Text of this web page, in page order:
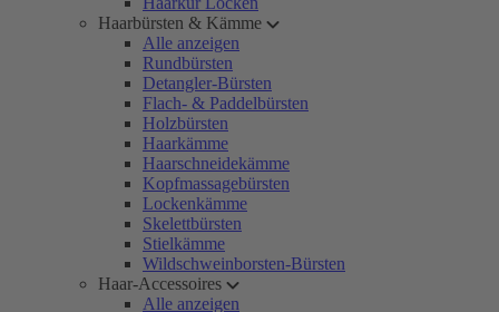
Haarbürsten & Kämme
Alle anzeigen
Rundbürsten
Detangler-Bürsten
Flach- & Paddelbürsten
Holzbürsten
Haarkämme
Haarschneidekämme
Kopfmassagebürsten
Lockenkämme
Skelettbürsten
Stielkämme
Wildschweinborsten-Bürsten
Haar-Accessoires
Alle anzeigen